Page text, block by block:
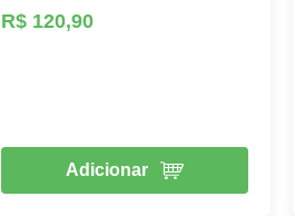
R$ 120,90
Adicionar